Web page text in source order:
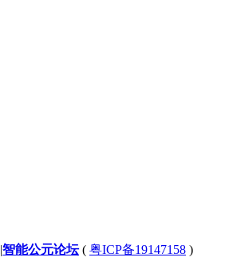
|智能公元论坛( 粤ICP备19147158 )